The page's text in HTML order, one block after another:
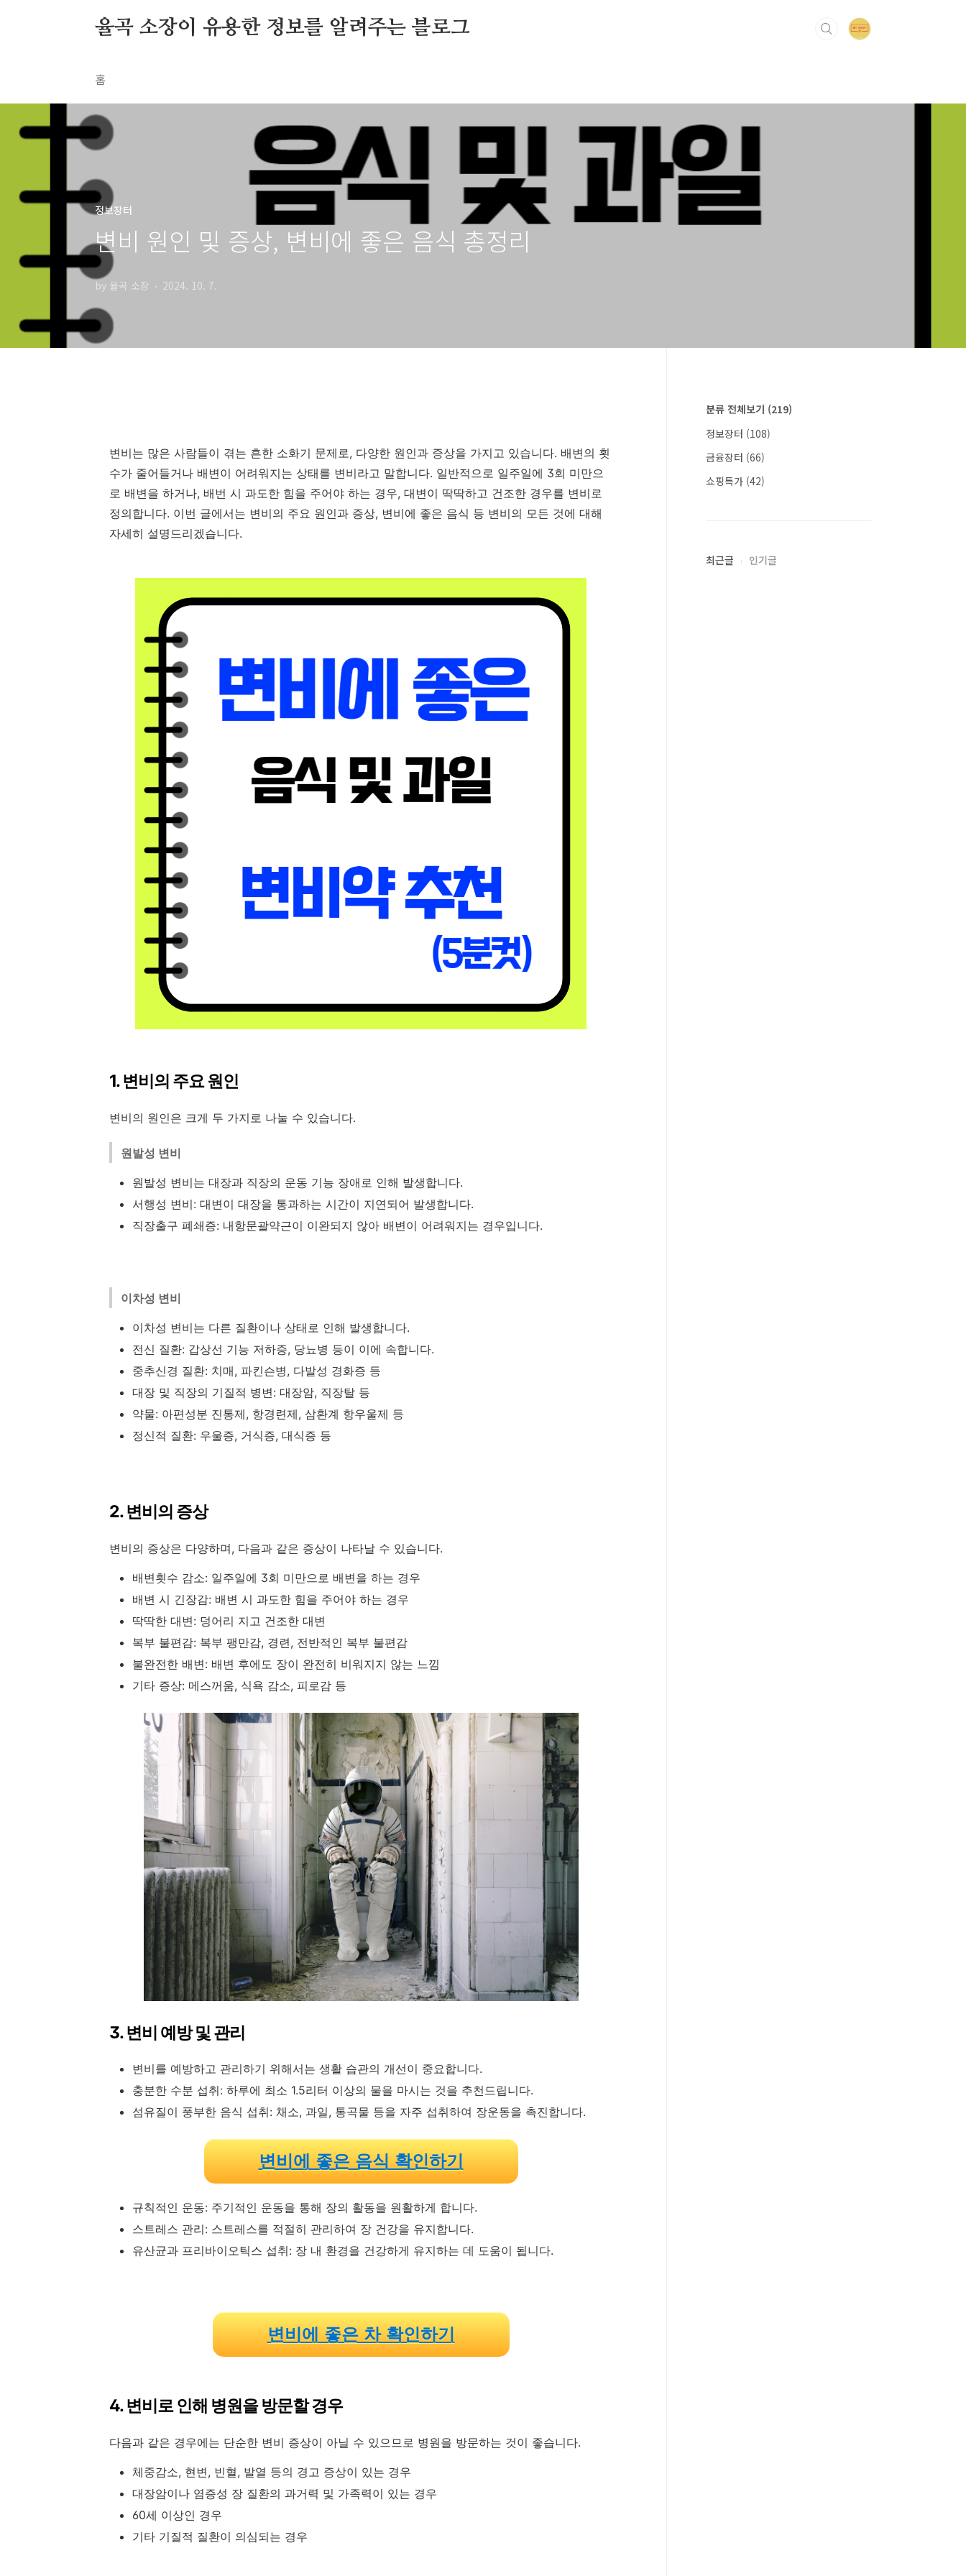
율곡 소장이 유용한 정보를 알려주는 블로그
홈
정보장터
변비 원인 및 증상, 변비에 좋은 음식 총정리
by 율곡 소장 2024. 10. 7.
변비는 많은 사람들이 겪는 흔한 소화기 문제로, 다양한 원인과 증상을 가지고 있습니다. 배변의 횟
수가 줄어들거나 배변이 어려워지는 상태를 변비라고 말합니다. 일반적으로 일주일에 3회 미만으
로 배변을 하거나, 배번 시 과도한 힘을 주어야 하는 경우, 대변이 딱딱하고 건조한 경우를 변비로
정의합니다. 이번 글에서는 변비의 주요 원인과 증상, 변비에 좋은 음식 등 변비의 모든 것에 대해
자세히 설명드리겠습니다.
1. 변비의 주요 원인
변비의 원인은 크게 두 가지로 나눌 수 있습니다.
원발성 변비
원발성 변비는 대장과 직장의 운동 기능 장애로 인해 발생합니다.
서행성 변비: 대변이 대장을 통과하는 시간이 지연되어 발생합니다.
직장출구 폐쇄증: 내항문괄약근이 이완되지 않아 배변이 어려워지는 경우입니다.
이차성 변비
이차성 변비는 다른 질환이나 상태로 인해 발생합니다.
전신 질환: 갑상선 기능 저하증, 당뇨병 등이 이에 속합니다.
중추신경 질환: 치매, 파킨슨병, 다발성 경화증 등
대장 및 직장의 기질적 병변: 대장암, 직장탈 등
약물: 아편성분 진통제, 항경련제, 삼환계 항우울제 등
정신적 질환: 우울증, 거식증, 대식증 등
2. 변비의 증상
변비의 증상은 다양하며, 다음과 같은 증상이 나타날 수 있습니다.
배변횟수 감소: 일주일에 3회 미만으로 배변을 하는 경우
배변 시 긴장감: 배변 시 과도한 힘을 주어야 하는 경우
딱딱한 대변: 덩어리 지고 건조한 대변
복부 불편감: 복부 팽만감, 경련, 전반적인 복부 불편감
불완전한 배변: 배변 후에도 장이 완전히 비워지지 않는 느낌
기타 증상: 메스꺼움, 식욕 감소, 피로감 등
3. 변비 예방 및 관리
변비를 예방하고 관리하기 위해서는 생활 습관의 개선이 중요합니다.
충분한 수분 섭취: 하루에 최소 1.5리터 이상의 물을 마시는 것을 추천드립니다.
섬유질이 풍부한 음식 섭취: 채소, 과일, 통곡물 등을 자주 섭취하여 장운동을 촉진합니다.
변비에 좋은 음식 확인하기
규칙적인 운동: 주기적인 운동을 통해 장의 활동을 원활하게 합니다.
스트레스 관리: 스트레스를 적절히 관리하여 장 건강을 유지합니다.
유산균과 프리바이오틱스 섭취: 장 내 환경을 건강하게 유지하는 데 도움이 됩니다.
변비에 좋은 차 확인하기
4. 변비로 인해 병원을 방문할 경우
다음과 같은 경우에는 단순한 변비 증상이 아닐 수 있으므로 병원을 방문하는 것이 좋습니다.
체중감소, 현변, 빈혈, 발열 등의 경고 증상이 있는 경우
대장암이나 염증성 장 질환의 과거력 및 가족력이 있는 경우
60세 이상인 경우
기타 기질적 질환이 의심되는 경우
분류 전체보기 (219)
정보장터 (108)
금융장터 (66)
쇼핑특가 (42)
최근글 인기글